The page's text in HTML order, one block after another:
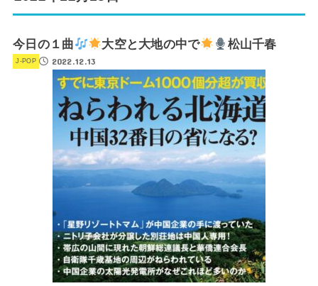
今日の１曲 大空と大地の中で 松山千春
J-POP 2022.12.13